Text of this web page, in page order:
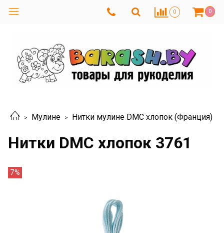
0 0
Мулине Нитки мулине DMC хлопок (Франция)
Нитки DMC хлопок 3761
7%